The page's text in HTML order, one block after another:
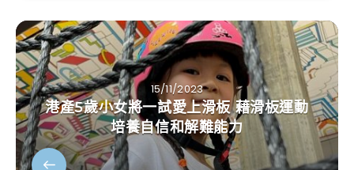
15/11/2023
港產5歲小女將一試愛上滑板 藉滑板運動
培養自信和解難能力